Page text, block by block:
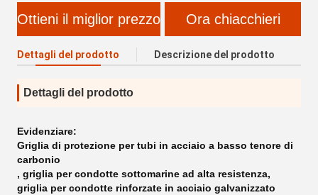
Ottieni il miglior prezzo Ora chiacchieri
Dettagli del prodotto Descrizione del prodotto
Dettagli del prodotto
Evidenziare:
Griglia di protezione per tubi in acciaio a basso tenore di
carbonio
, griglia per condotte sottomarine ad alta resistenza,
griglia per condotte rinforzate in acciaio galvanizzato